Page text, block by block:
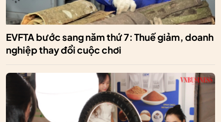
EVFTA bước sang năm thứ 7: Thuế giảm, doanh
nghiệp thay đổi cuộc chơi